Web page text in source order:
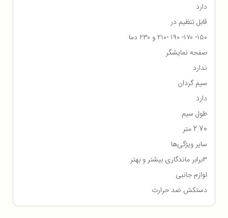
دارد
قابل تنظیم در
۱۵۰- ۱۷۰- ۱۹۰ -۲۱۰ و ۲۳۰ دما
صفحه نمایشگر
ندارد
سیم گردان
دارد
طول سیم
2.70 متر
سایر ویژگی‌ها
۳برابر ماندگاری بیشتر و بهتر
لوازم جانبی
دستکش ضد حرارت